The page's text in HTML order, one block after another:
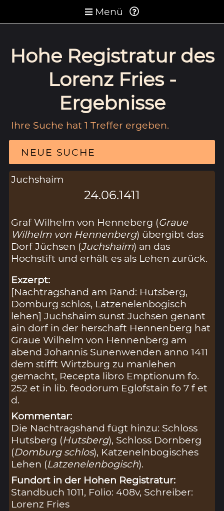
Menü
Hohe Registratur des
Lorenz Fries -
Ergebnisse
Ihre Suche hat 1 Treffer ergeben.
NEUE SUCHE
Juchshaim
24.06.1411
Graf Wilhelm von Henneberg (Graue
Wilhelm von Hennenberg) übergibt das
Dorf Jüchsen (Juchshaim) an das
Hochstift und erhält es als Lehen zurück.
Exzerpt:
[Nachtragshand am Rand: Hutsberg,
Domburg schlos, Latzenelenbogisch
lehen] Juchshaim sunst Juchsen genant
ain dorf in der herschaft Hennenberg hat
Graue Wilhelm von Hennenberg am
abend Johannis Sunenwenden anno 1411
dem stifft Wirtzburg zu manlehen
gemacht, Recepta libro Emptionum fo.
252 et in lib. feodorum Eglofstain fo 7 f et
d.
Kommentar:
Die Nachtragshand fügt hinzu: Schloss
Hutsberg (Hutsberg), Schloss Dornberg
(Domburg schlos), Katzenelnbogisches
Lehen (Latzenelenbogisch).
Fundort in der Hohen Registratur:
Standbuch 1011, Folio: 408v, Schreiber:
Lorenz Fries